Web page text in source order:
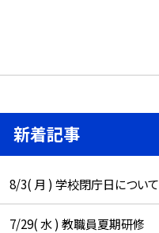
新着記事
8/3( 月 ) 学校閉庁日について
7/29( 水 ) 教職員夏期研修